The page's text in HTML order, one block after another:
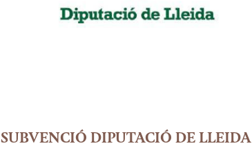
SUBVENCIÓ DIPUTACIÓ DE LLEIDA